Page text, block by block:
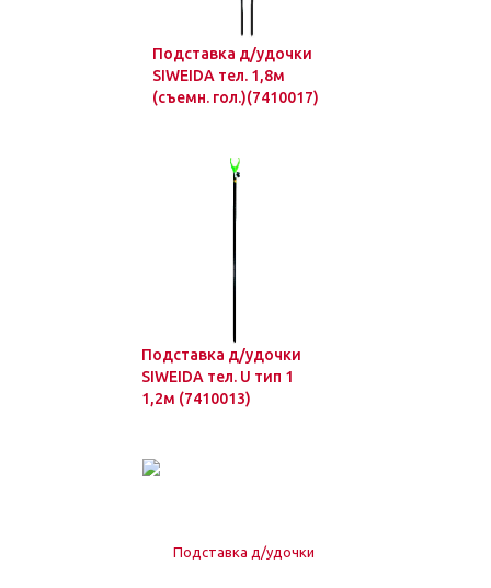
Подставка д/удочки
SIWEIDA тел. 1,8м
(съемн. гол.)(7410017)
Подставка д/удочки
SIWEIDA тел. U тип 1
1,2м (7410013)